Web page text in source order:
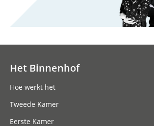
Het Binnenhof
Hoe werkt het
Tweede Kamer
Eerste Kamer